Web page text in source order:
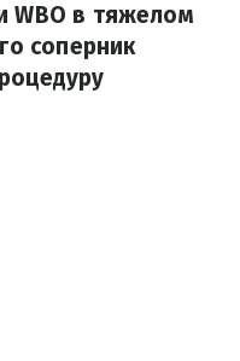
WBO в тяжелом
соперник